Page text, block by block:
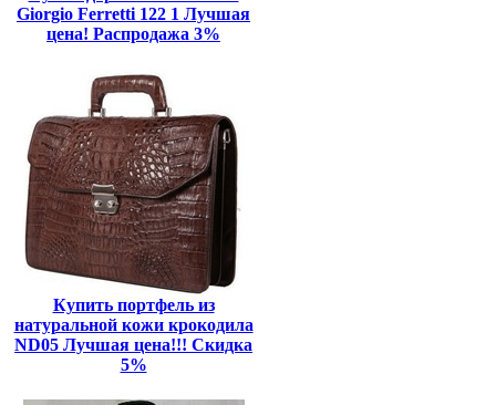
Giorgio Ferretti 122 1 Лучшая
цена! Распродажа 3%
Купить портфель из
натуральной кожи крокодила
ND05 Лучшая цена!!! Скидка
5%